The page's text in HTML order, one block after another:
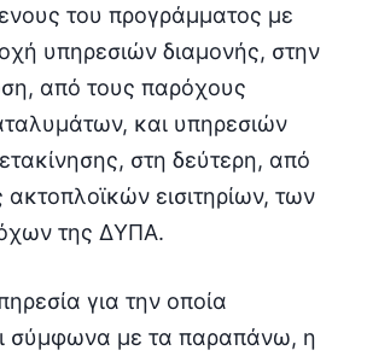
του προγράμματος με
υπηρεσιών διαμονής, στην
από τους παρόχους
και υπηρεσιών
στη δεύτερη, από
εισιτηρίων, των
της ΔΥΠΑ.
για την οποία
σύμφωνα με τα παραπάνω, η